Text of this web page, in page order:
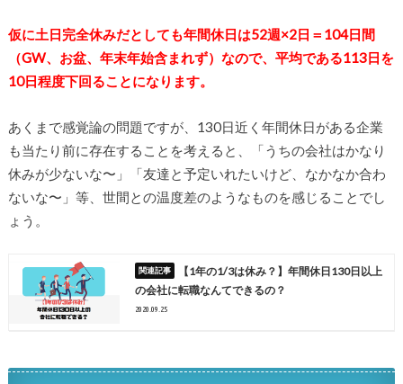
仮に土日完全休みだとしても年間休日は52週×2日＝104日間
（GW、お盆、年末年始含まれず）なので、平均である113日を
10日程度下回ることになります。
あくまで感覚論の問題ですが、130日近く年間休日がある企業
も当たり前に存在することを考えると、「うちの会社はかなり
休みが少ないな〜」「友達と予定いれたいけど、なかなか合わ
ないな〜」等、世間との温度差のようなものを感じることでし
ょう。
【1年の1/3は休み？】年間休日130日以上
の会社に転職なんてできるの？
2020.09.25